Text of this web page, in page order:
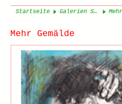
Startseite Galerien Seite 1
Mehr Gemälde